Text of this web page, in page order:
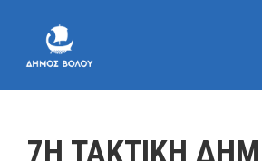
7Η ΤΑΚΤΙΚΗ